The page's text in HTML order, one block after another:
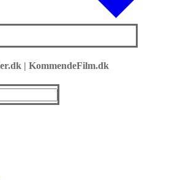
| KommendeFilm.dk